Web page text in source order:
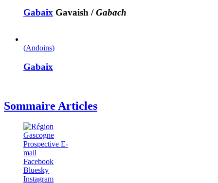
Gabaix Gavaish /Gabach
(Andoins)
Gabaix
Sommaire Articles